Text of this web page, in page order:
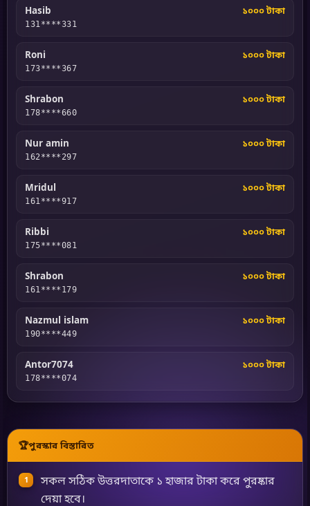
Hasib
131****331
১০০০ টাকা
Roni
173****367
১০০০ টাকা
Shrabon
178****660
১০০০ টাকা
Nur amin
162****297
১০০০ টাকা
Mridul
161****917
১০০০ টাকা
Ribbi
175****081
১০০০ টাকা
Shrabon
161****179
১০০০ টাকা
Nazmul islam
190****449
১০০০ টাকা
Antor7074
178****074
১০০০ টাকা
🏆পুরস্কার বিস্তারিত
সকল সঠিক উত্তরদাতাকে ১ হাজার টাকা করে পুরষ্কার
দেয়া হবে।